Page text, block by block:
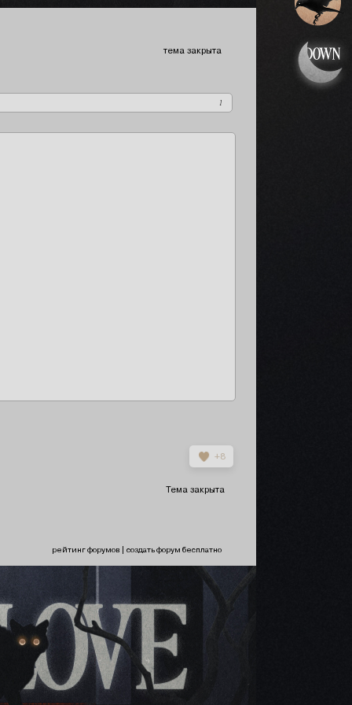
тема закрыта
1
+8
Тема закрыта
рейтинг форумов создать форум бесплатно